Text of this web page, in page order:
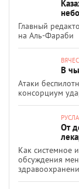
Главный
на Аль-Фараби
В
Атаки
консорциум
От
Как системное
обсуждения